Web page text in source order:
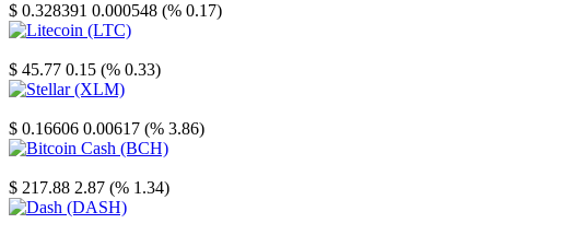
$ 0.328391 0.000548 (% 0.17)
$ 45.77 0.15 (% 0.33)
$ 0.16606 0.00617 (% 3.86)
$ 217.88 2.87 (% 1.34)